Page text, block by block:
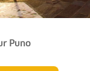
Puno